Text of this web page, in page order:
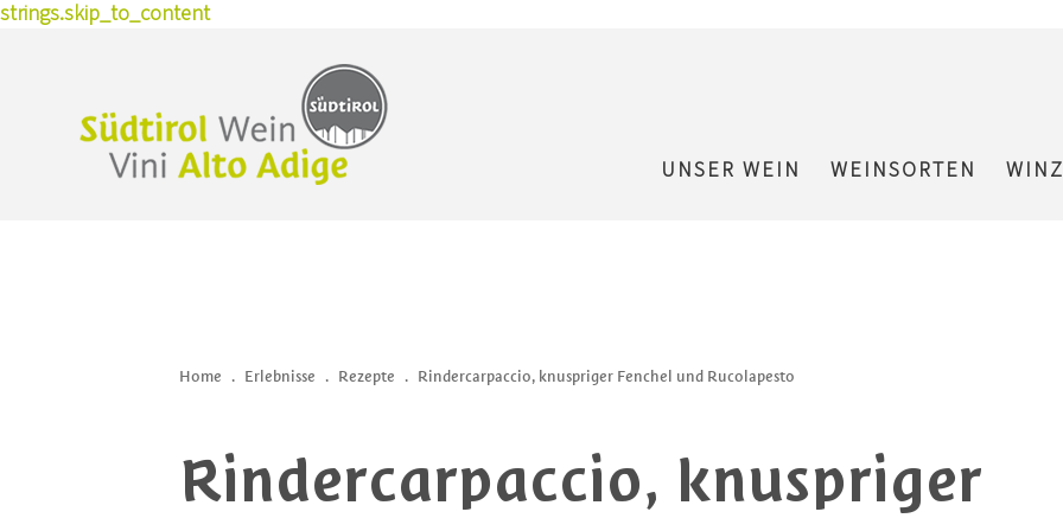
strings.skip_to_content
UNSER WEIN WEINSORTEN
Home . Erlebnisse . Rezepte . Rindercarpaccio, knuspriger Fenchel und Rucolapesto
Rindercarpaccio, knuspriger